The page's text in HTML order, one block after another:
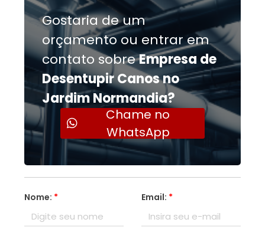
Gostaria de um
orçamento ou entrar em
contato sobreEmpresa de
Desentupir Canos no
Jardim Normandia?
Chame no
WhatsApp
Nome: * Email: *